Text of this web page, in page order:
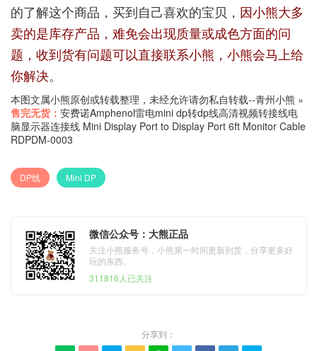
的了解这个商品，买到自己喜欢的宝贝， 因小熊大多
卖的是库存产品，难免会出现质量或成色方面的问
题，收到货有问题可以直接联系小熊，小熊会马上给
你解决。
本图文属小熊原创或转载整理，未经允许请勿私自转载--青州小熊 »
售完无货： 安费诺Amphenol雷电mini dp转dp线高清视频转接线电
脑显示器连接线 Mini Display Port to Display Port 6ft Monitor Cable
RDPDM-0003
DP线 Mini DP
微信公众号：大熊正品
关注小熊服务号，小熊第一时间更新到货，分享更多好
玩的东西。
311816人已关注
分享到：